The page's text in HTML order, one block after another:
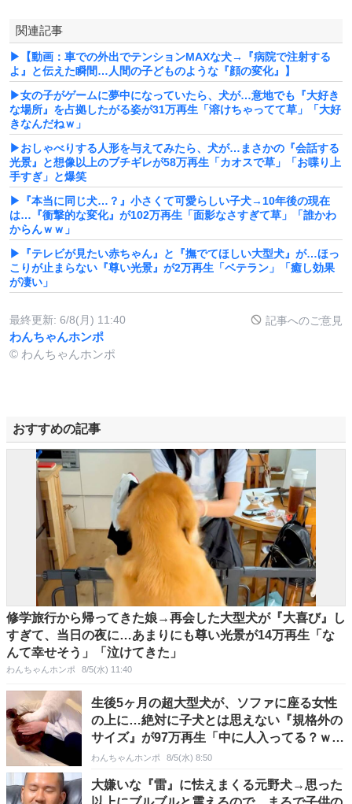
関連記事
▶【動画：車での外出でテンションMAXな犬→『病院で注射する
よ』と伝えた瞬間…人間の子どものような『顔の変化』】
▶女の子がゲームに夢中になっていたら、犬が…意地でも『大好き
な場所』を占拠したがる姿が31万再生「溶けちゃってて草」「大好
きなんだねｗ」
▶おしゃべりする人形を与えてみたら、犬が…まさかの『会話する
光景』と想像以上のブチギレが58万再生「カオスで草」「お喋り上
手すぎ」と爆笑
▶『本当に同じ犬…？』小さくて可愛らしい子犬→10年後の現在
は…『衝撃的な変化』が102万再生「面影なさすぎて草」「誰かわ
からんｗｗ」
▶『テレビが見たい赤ちゃん』と『撫でてほしい大型犬』が…ほっ
こりが止まらない『尊い光景』が2万再生「ベテラン」「癒し効果
が凄い」
最終更新: 6/8(月) 11:40 記事へのご意見
わんちゃんホンポ
© わんちゃんホンポ
おすすめの記事
修学旅行から帰ってきた娘→再会した大型犬が『大喜び』し
すぎて、当日の夜に…あまりにも尊い光景が14万再生「な
んて幸せそう」「泣けてきた」
わんちゃんホンポ 8/5(水) 11:40
生後5ヶ月の超大型犬が、ソファに座る女性
の上に…絶対に子犬とは思えない『規格外の
サイズ』が97万再生「中に人入ってる？ｗ」
「将来楽しみ」
わんちゃんホンポ 8/5(水) 8:50
大嫌いな『雷』に怯えまくる元野犬→思った